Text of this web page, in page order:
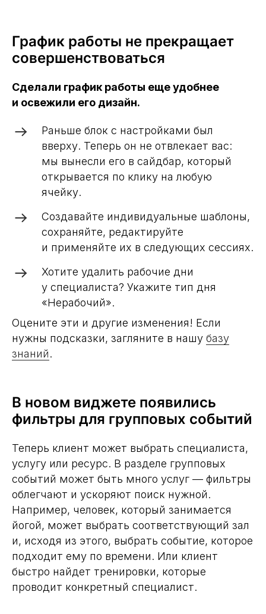
График работы не прекращает
совершенствоваться
Сделали график работы еще удобнее
и освежили его дизайн.
Раньше блок с настройками был
вверху. Теперь он не отвлекает вас:
мы вынесли его в сайдбар, который
открывается по клику на любую
ячейку.
Создавайте индивидуальные шаблоны,
сохраняйте, редактируйте
и применяйте их в следующих сессиях.
Хотите удалить рабочие дни
у специалиста? Укажите тип дня
«Нерабочий».
Оцените эти и другие изменения! Если
нужны подсказки, загляните в нашу базу
знаний.
В новом виджете появились
фильтры для групповых событий
Теперь клиент может выбрать специалиста,
услугу или ресурс. В разделе групповых
событий может быть много услуг — фильтры
облегчают и ускоряют поиск нужной.
Например, человек, который занимается
йогой, может выбрать соответствующий зал
и, исходя из этого, выбрать событие, которое
подходит ему по времени. Или клиент
быстро найдет тренировки, которые
проводит конкретный специалист.